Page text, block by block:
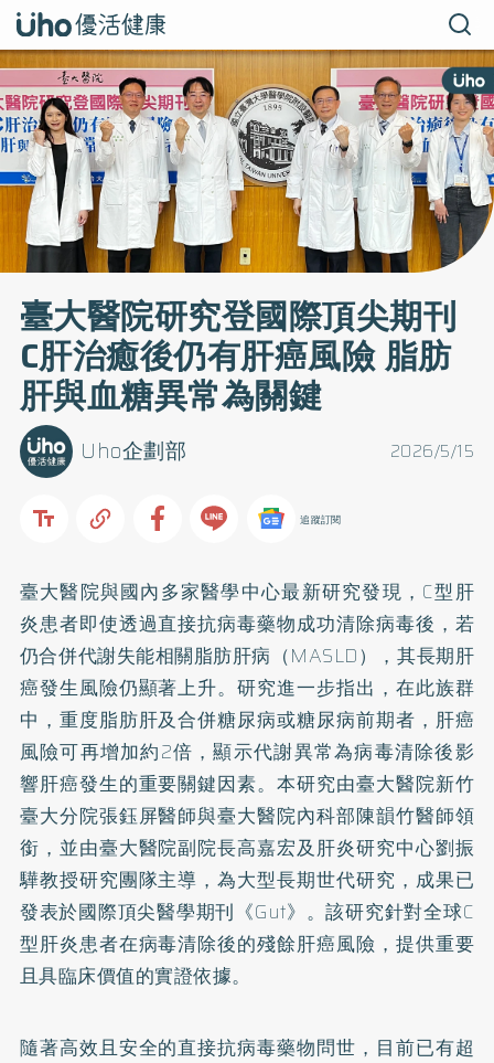
臺大醫院研究登國際頂尖期刊
C肝治癒後仍有肝癌風險 脂肪
肝與血糖異常為關鍵
2026/5/15
Uho企劃部
追蹤訂閱
臺大醫院與國內多家醫學中心最新研究發現，C型肝
炎患者即使透過直接抗病毒藥物成功清除病毒後，若
仍合併代謝失能相關脂肪肝病（MASLD），其長期肝
癌發生風險仍顯著上升。研究進一步指出，在此族群
中，重度脂肪肝及合併糖尿病或糖尿病前期者，肝癌
風險可再增加約2倍，顯示代謝異常為病毒清除後影
響肝癌發生的重要關鍵因素。本研究由臺大醫院新竹
臺大分院張鈺屏醫師與臺大醫院內科部陳韻竹醫師領
銜，並由臺大醫院副院長高嘉宏及肝炎研究中心劉振
驊教授研究團隊主導，為大型長期世代研究，成果已
發表於國際頂尖醫學期刊《Gut》。該研究針對全球C
型肝炎患者在病毒清除後的殘餘肝癌風險，提供重要
且具臨床價值的實證依據。
隨著高效且安全的直接抗病毒藥物問世，目前已有超